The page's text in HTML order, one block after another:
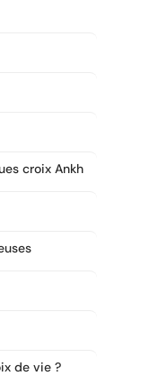
croix Ankh
de vie ?